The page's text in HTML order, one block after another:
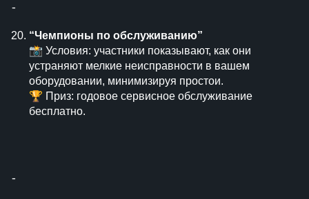
⁃
“Чемпионы по обслуживанию”
📸 Условия: участники показывают, как они
устраняют мелкие неисправности в вашем
оборудовании, минимизируя простои.
🏆 Приз: годовое сервисное обслуживание
бесплатно.
⁃